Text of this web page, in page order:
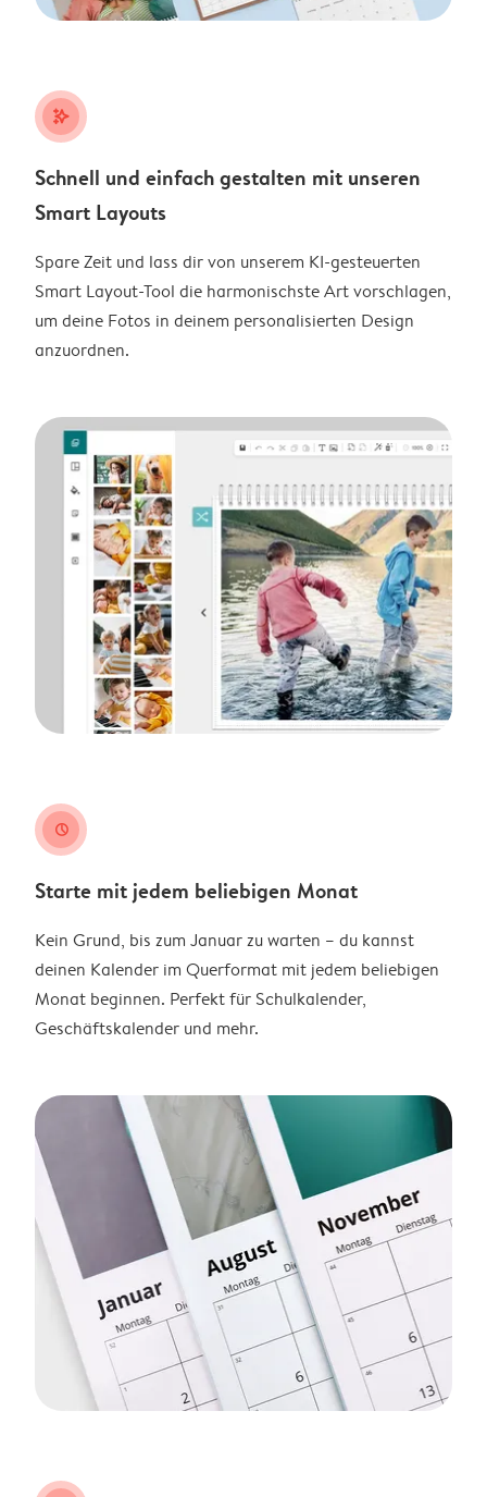
stars_plus
Schnell und einfach gestalten mit unseren
Smart Layouts
Spare Zeit und lass dir von unserem KI-gesteuerten
Smart Layout-Tool die harmonischste Art vorschlagen,
um deine Fotos in deinem personalisierten Design
anzuordnen.
clock
Starte mit jedem beliebigen Monat
Kein Grund, bis zum Januar zu warten – du kannst
deinen Kalender im Querformat mit jedem beliebigen
Monat beginnen. Perfekt für Schulkalender,
Geschäftskalender und mehr.